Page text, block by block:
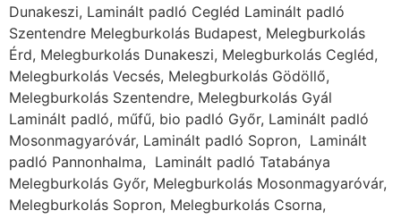
Dunakeszi, Laminált padló Cegléd Laminált padló
Szentendre Melegburkolás Budapest, Melegburkolás
Érd, Melegburkolás Dunakeszi, Melegburkolás Cegléd,
Melegburkolás Vecsés, Melegburkolás Gödöllő,
Melegburkolás Szentendre, Melegburkolás Gyál
Laminált padló, műfű, bio padló Győr, Laminált padló
Mosonmagyaróvár, Laminált padló Sopron, Laminált
padló Pannonhalma, Laminált padló Tatabánya
Melegburkolás Győr, Melegburkolás Mosonmagyaróvár,
Melegburkolás Sopron, Melegburkolás Csorna,